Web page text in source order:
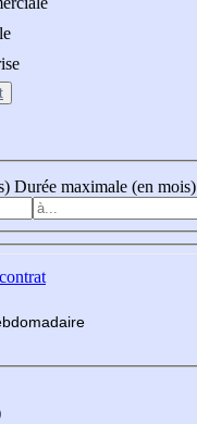
Durée maximale (en mois)
madaire